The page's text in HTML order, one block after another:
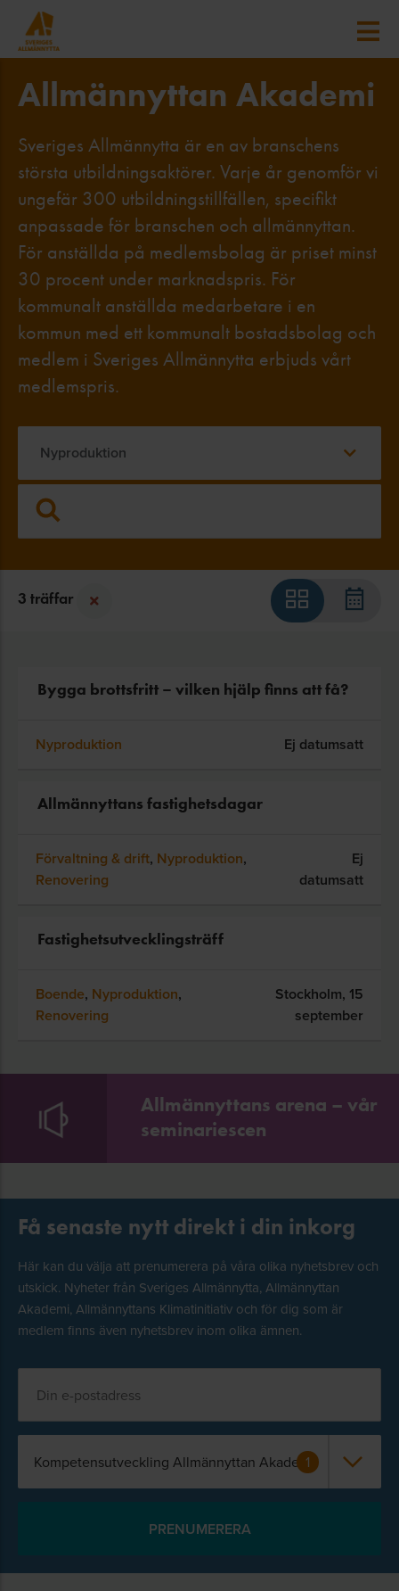
Allmännyttan Akademi
Sveriges Allmännytta är en av branschens
största utbildningsaktörer. Varje år genomför vi
ungefär 300 utbildningstillfällen, specifikt
anpassade för branschen och allmännyttan.
För anställda på medlemsbolag är priset minst
30 procent under marknadspris. För
kommunalt anställda medarbetare i en
kommun med ett kommunalt bostadsbolag och
medlem i Sveriges Allmännytta erbjuds vårt
medlemspris.
Nyproduktion
3 träffar
Bygga brottsfritt – vilken hjälp finns att få?
Nyproduktion Ej datumsatt
Allmännyttans fastighetsdagar
Förvaltning & drift, Nyproduktion,
Renovering
Ej
datumsatt
Fastighetsutvecklingsträff
Boende, Nyproduktion,
Renovering
Stockholm, 15
september
Allmännyttans arena – vår
seminariescen
Få senaste nytt direkt i din inkorg
Här kan du välja att prenumerera på våra olika nyhetsbrev och
utskick. Nyheter från Sveriges Allmännytta, Allmännyttan
Akademi, Allmännyttans Klimatinitiativ och för dig som är
medlem finns även nyhetsbrev inom olika ämnen.
Kompetensutveckling Allmännyttan Akademi1